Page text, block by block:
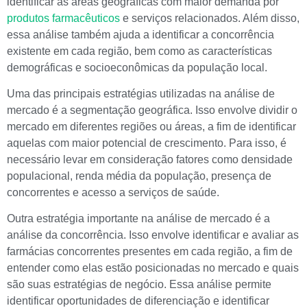
produtos farmacêuticos e serviços relacionados. Além disso,
essa análise também ajuda a identificar a concorrência
existente em cada região, bem como as características
demográficas e socioeconômicas da população local.
Uma das principais estratégias utilizadas na análise de
mercado é a segmentação geográfica. Isso envolve dividir o
mercado em diferentes regiões ou áreas, a fim de identificar
aquelas com maior potencial de crescimento. Para isso, é
necessário levar em consideração fatores como densidade
populacional, renda média da população, presença de
concorrentes e acesso a serviços de saúde.
Outra estratégia importante na análise de mercado é a
análise da concorrência. Isso envolve identificar e avaliar as
farmácias concorrentes presentes em cada região, a fim de
entender como elas estão posicionadas no mercado e quais
são suas estratégias de negócio. Essa análise permite
identificar oportunidades de diferenciação e identificar